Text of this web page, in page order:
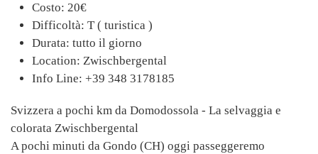
Costo: 20€
Difficoltà: T ( turistica )
Durata: tutto il giorno
Location: Zwischbergental
Info Line: +39 348 3178185
Svizzera a pochi km da Domodossola - La selvaggia e
colorata Zwischbergental
A pochi minuti da Gondo (CH) oggi passeggeremo